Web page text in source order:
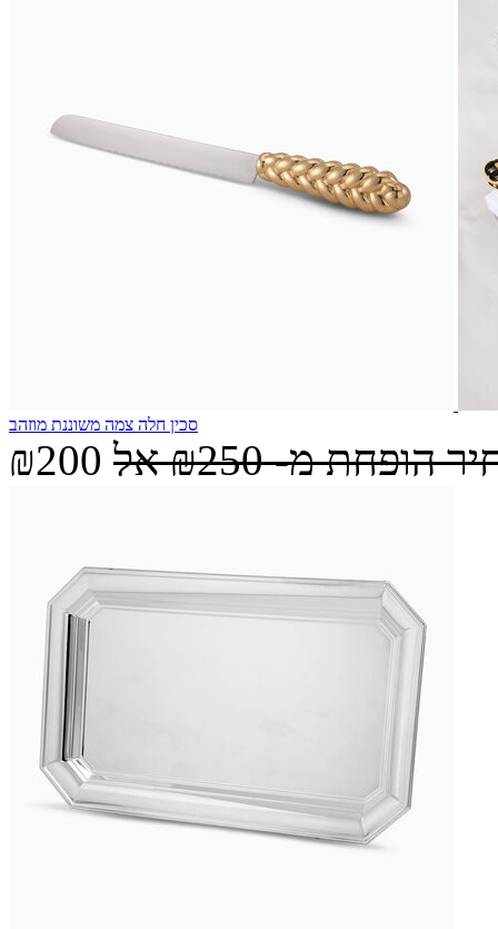
סכין חלה צמה משוננת מוזהב
₪200 הופחת מ-₪250 אל